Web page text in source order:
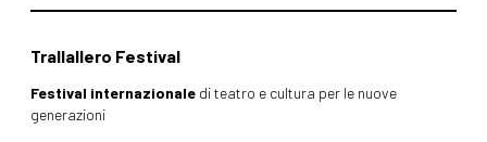
Trallallero Festival
Festival internazionale di teatro e cultura per le nuove
generazioni